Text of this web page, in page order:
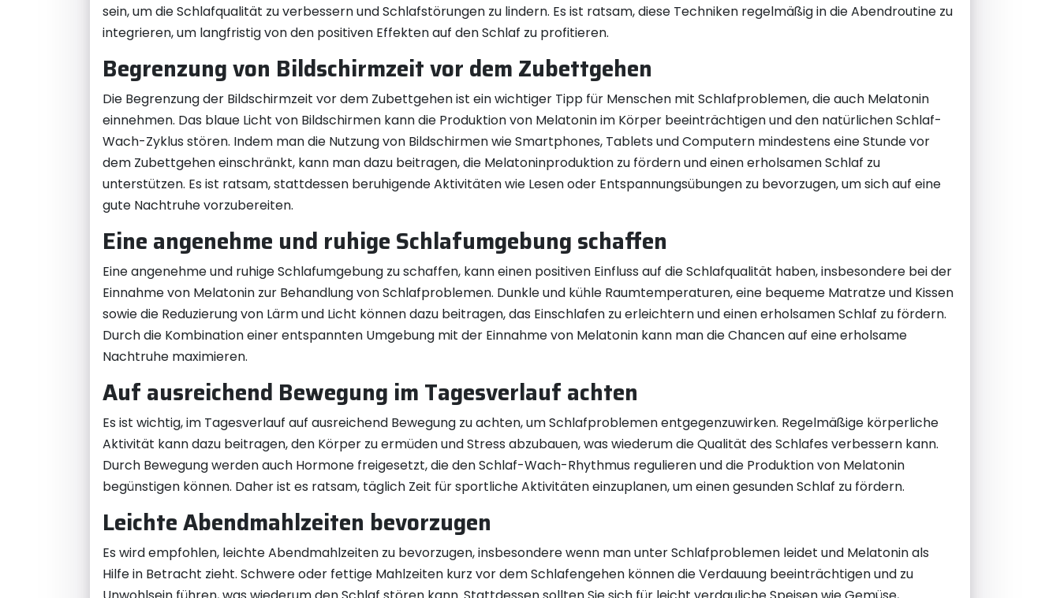
sein, um die Schlafqualität zu verbessern und Schlafstörungen zu lindern. Es ist ratsam, diese Techniken regelmäßig in die Abendroutine zu
integrieren, um langfristig von den positiven Effekten auf den Schlaf zu profitieren.
Begrenzung von Bildschirmzeit vor dem Zubettgehen
Die Begrenzung der Bildschirmzeit vor dem Zubettgehen ist ein wichtiger Tipp für Menschen mit Schlafproblemen, die auch Melatonin
einnehmen. Das blaue Licht von Bildschirmen kann die Produktion von Melatonin im Körper beeinträchtigen und den natürlichen Schlaf-
Wach-Zyklus stören. Indem man die Nutzung von Bildschirmen wie Smartphones, Tablets und Computern mindestens eine Stunde vor
dem Zubettgehen einschränkt, kann man dazu beitragen, die Melatoninproduktion zu fördern und einen erholsamen Schlaf zu
unterstützen. Es ist ratsam, stattdessen beruhigende Aktivitäten wie Lesen oder Entspannungsübungen zu bevorzugen, um sich auf eine
gute Nachtruhe vorzubereiten.
Eine angenehme und ruhige Schlafumgebung schaffen
Eine angenehme und ruhige Schlafumgebung zu schaffen, kann einen positiven Einfluss auf die Schlafqualität haben, insbesondere bei der
Einnahme von Melatonin zur Behandlung von Schlafproblemen. Dunkle und kühle Raumtemperaturen, eine bequeme Matratze und Kissen
sowie die Reduzierung von Lärm und Licht können dazu beitragen, das Einschlafen zu erleichtern und einen erholsamen Schlaf zu fördern.
Durch die Kombination einer entspannten Umgebung mit der Einnahme von Melatonin kann man die Chancen auf eine erholsame
Nachtruhe maximieren.
Auf ausreichend Bewegung im Tagesverlauf achten
Es ist wichtig, im Tagesverlauf auf ausreichend Bewegung zu achten, um Schlafproblemen entgegenzuwirken. Regelmäßige körperliche
Aktivität kann dazu beitragen, den Körper zu ermüden und Stress abzubauen, was wiederum die Qualität des Schlafes verbessern kann.
Durch Bewegung werden auch Hormone freigesetzt, die den Schlaf-Wach-Rhythmus regulieren und die Produktion von Melatonin
begünstigen können. Daher ist es ratsam, täglich Zeit für sportliche Aktivitäten einzuplanen, um einen gesunden Schlaf zu fördern.
Leichte Abendmahlzeiten bevorzugen
Es wird empfohlen, leichte Abendmahlzeiten zu bevorzugen, insbesondere wenn man unter Schlafproblemen leidet und Melatonin als
Hilfe in Betracht zieht. Schwere oder fettige Mahlzeiten kurz vor dem Schlafengehen können die Verdauung beeinträchtigen und zu